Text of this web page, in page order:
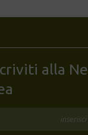
alla